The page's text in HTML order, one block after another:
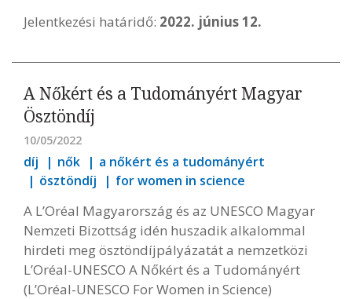
Jelentkezési határidő: 2022. június 12.
A Nőkért és a Tudományért Magyar
Ösztöndíj
10/05/2022
díj nők
a nőkért és a tudományért
ösztöndíj
for women in science
A L’Oréal Magyarország és az UNESCO Magyar
Nemzeti Bizottság idén huszadik alkalommal
hirdeti meg ösztöndíjpályázatát a nemzetközi
L’Oréal-UNESCO A Nőkért és a Tudományért
(L’Oréal-UNESCO For Women in Science)